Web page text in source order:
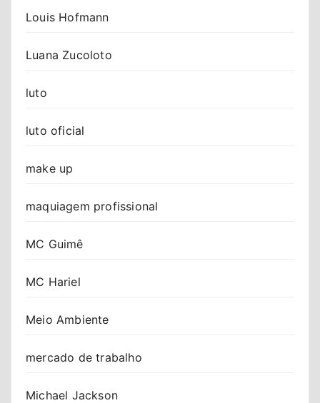
Louis Hofmann
Luana Zucoloto
luto
luto oficial
make up
maquiagem profissional
MC Guimê
MC Hariel
Meio Ambiente
mercado de trabalho
Michael Jackson